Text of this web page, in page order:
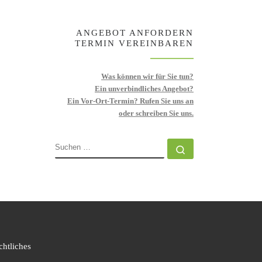
ANGEBOT ANFORDERN
TERMIN VEREINBAREN
Was können wir für Sie tun?
Ein unverbindliches Angebot?
Ein Vor-Ort-Termin? Rufen Sie uns an
oder schreiben Sie uns.
SUCHE